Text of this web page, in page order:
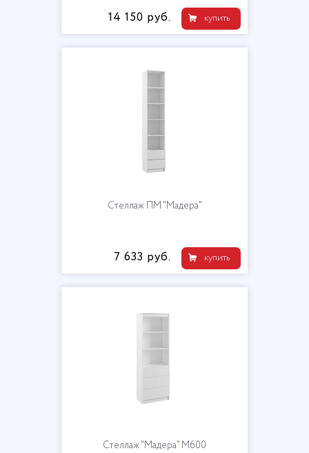
купить
14 150 руб.
Стеллаж ПМ "Мадера"
купить
7 633 руб.
Стеллаж "Мадера" М600